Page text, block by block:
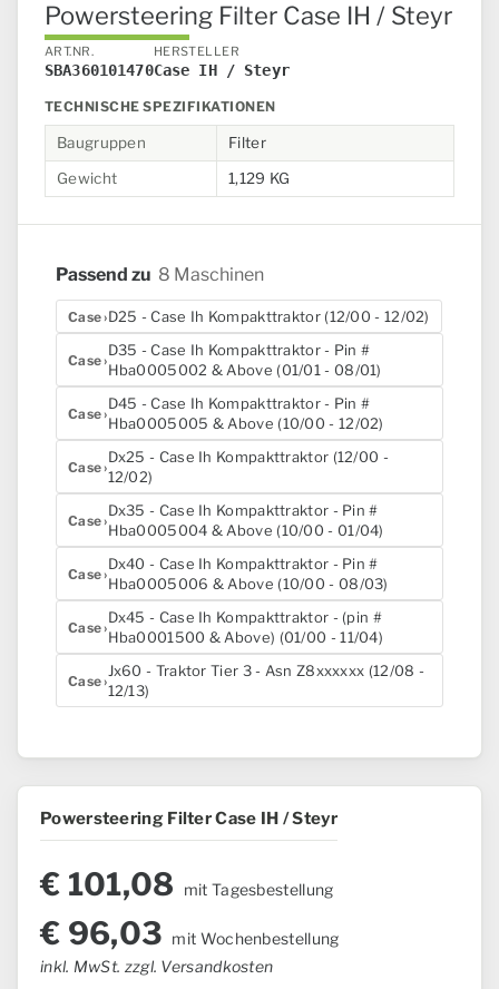
Powersteering Filter Case IH / Steyr
ART.NR.
SBA360101470
HERSTELLER
Case IH / Steyr
TECHNISCHE SPEZIFIKATIONEN
Baugruppen
Filter
Gewicht
1,129 KG
Passend zu 8 Maschinen
Case D25 - Case Ih Kompakttraktor (12/00 - 12/02)
Case
D35 - Case Ih Kompakttraktor - Pin #
Hba0005002 & Above (01/01 - 08/01)
Case
D45 - Case Ih Kompakttraktor - Pin #
Hba0005005 & Above (10/00 - 12/02)
Case
Dx25 - Case Ih Kompakttraktor (12/00 -
12/02)
Case
Dx35 - Case Ih Kompakttraktor - Pin #
Hba0005004 & Above (10/00 - 01/04)
Case
Dx40 - Case Ih Kompakttraktor - Pin #
Hba0005006 & Above (10/00 - 08/03)
Case
Dx45 - Case Ih Kompakttraktor - (pin #
Hba0001500 & Above) (01/00 - 11/04)
Case
Jx60 - Traktor Tier 3 - Asn Z8xxxxxx (12/08 -
12/13)
Powersteering Filter Case IH / Steyr
€ 101,08 mit Tagesbestellung
€ 96,03 mit Wochenbestellung
inkl. MwSt. zzgl. Versandkosten